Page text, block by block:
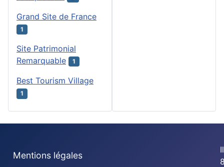
Grand Site de France
1
Site Patrimonial
Remarquable
1
Best Tourism Village
1
Mentions légales